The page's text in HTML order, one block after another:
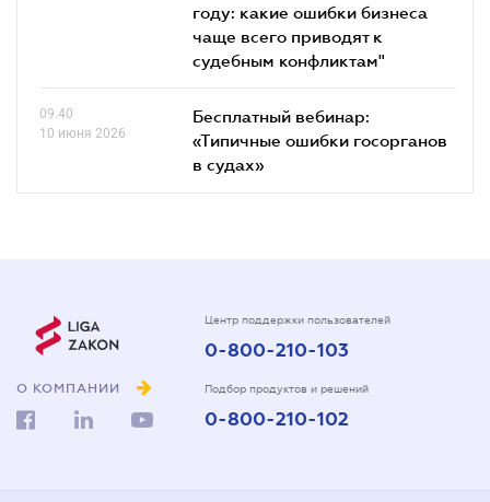
году: какие ошибки бизнеса
чаще всего приводят к
судебным конфликтам"
09.40
10 июня 2026
Бесплатный вебинар:
«Типичные ошибки госорганов
в судах»
О КОМПАНИИ
Центр поддержки пользователей
0-800-210-103
Подбор продуктов и решений
0-800-210-102